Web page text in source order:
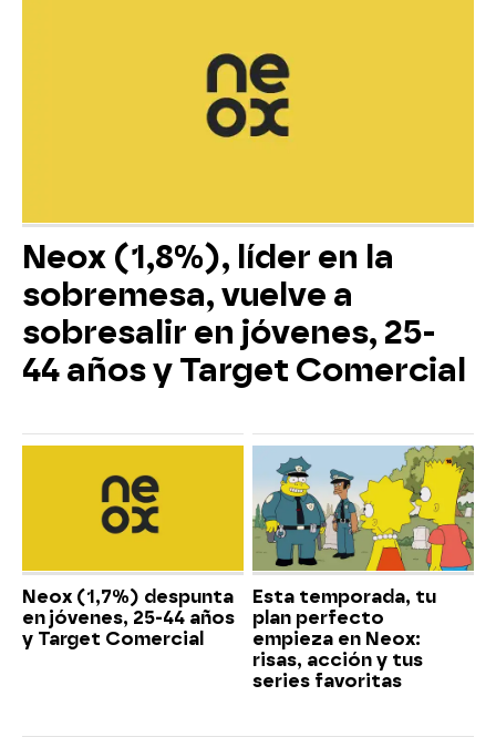
Neox (1,8%), líder en la
sobremesa, vuelve a
sobresalir en jóvenes, 25-
44 años y Target Comercial
Neox (1,7%) despunta
en jóvenes, 25-44 años
y Target Comercial
Esta temporada, tu
plan perfecto
empieza en Neox:
risas, acción y tus
series favoritas